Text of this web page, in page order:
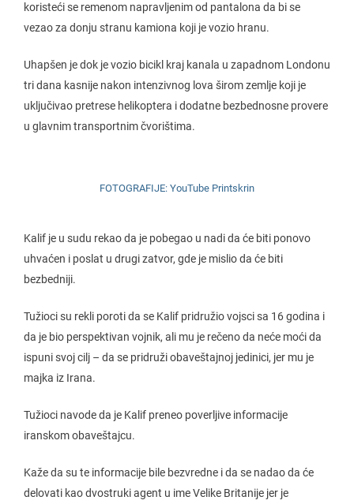
koristeći se remenom napravljenim od pantalona da bi se
vezao za donju stranu kamiona koji je vozio hranu.
Uhapšen je dok je vozio bicikl kraj kanala u zapadnom Londonu
tri dana kasnije nakon intenzivnog lova širom zemlje koji je
uključivao pretrese helikoptera i dodatne bezbednosne provere
u glavnim transportnim čvorištima.
FOTOGRAFIJE: YouTube Printskrin
Kalif je u sudu rekao da je pobegao u nadi da će biti ponovo
uhvaćen i poslat u drugi zatvor, gde je mislio da će biti
bezbedniji.
Tužioci su rekli poroti da se Kalif pridružio vojsci sa 16 godina i
da je bio perspektivan vojnik, ali mu je rečeno da neće moći da
ispuni svoj cilj – da se pridruži obaveštajnoj jedinici, jer mu je
majka iz Irana.
Tužioci navode da je Kalif preneo poverljive informacije
iranskom obaveštajcu.
Kaže da su te informacije bile bezvredne i da se nadao da će
delovati kao dvostruki agent u ime Velike Britanije jer je